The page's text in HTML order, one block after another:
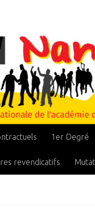
1er Degré
revendicatifs